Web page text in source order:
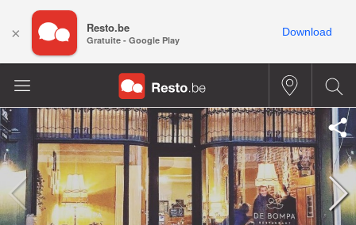
× Resto.be
Gratuite - Google Play
Download